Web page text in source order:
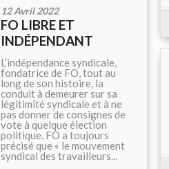
12 Avril 2022
FO LIBRE ET
INDÉPENDANT
L’indépendance syndicale,
fondatrice de FO, tout au
long de son histoire, la
conduit à demeurer sur sa
légitimité syndicale et à ne
pas donner de consignes de
vote à quelque élection
politique. FO a toujours
précisé que « le mouvement
syndical des travailleurs...